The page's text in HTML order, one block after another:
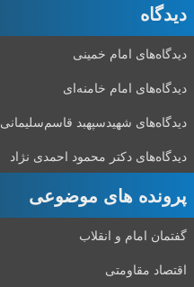
دیدگاه‌
دیدگاه‌های امام خمینی
دیدگاه‌های امام خامنه‌ای
دیدگاه‌های شهید‌سپهبد قاسم‌سلیمانی
دیدگاه‌های دکتر محمود احمدی نژاد
پرونده های موضوعی
گفتمان امام و انقلاب
اقتصاد مقاومتی